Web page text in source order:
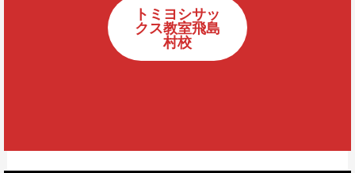
トミヨシサッ
クス教室飛島
村校